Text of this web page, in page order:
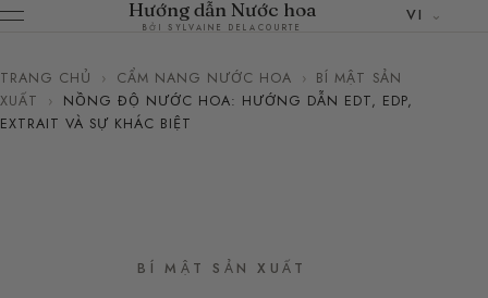
Hướng dẫn Nước hoa
BỞI SYLVAINE DELACOURTE
VI
TRANG CHỦ › CẨM NANG NƯỚC HOA › BÍ MẬT SẢN
XUẤT
›
NỒNG ĐỘ NƯỚC HOA: HƯỚNG DẪN EDT, EDP,
EXTRAIT VÀ SỰ KHÁC BIỆT
BÍ MẬT SẢN XUẤT